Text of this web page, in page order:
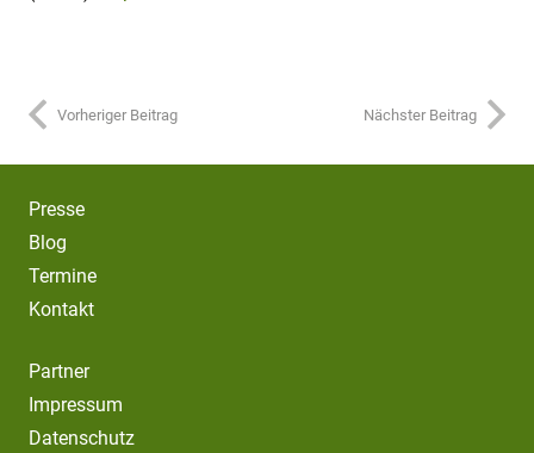
Vorheriger Beitrag Nächster Beitrag
Presse
Blog
Termine
Kontakt
Partner
Impressum
Datenschutz